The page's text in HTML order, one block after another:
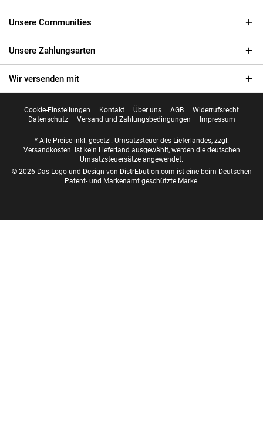
Unsere Communities
Unsere Zahlungsarten
Wir versenden mit
Cookie-Einstellungen Kontakt Über uns AGB
Widerrufsrecht
Datenschutz
Versand und Zahlungsbedingungen Impressum
* Alle Preise inkl. gesetzl. Umsatzsteuer des Lieferlandes, zzgl.
Versandkosten. Ist kein Lieferland ausgewählt, werden die deutschen
Umsatzsteuersätze angewendet.
© 2026 Das Logo und Design von DistrEbution.com ist eine beim Deutschen
Patent- und Markenamt geschützte Marke.